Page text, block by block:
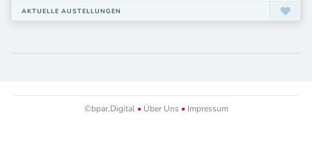
AKTUELLE AUSTELLUNGEN
©bpar.Digital •Über Uns •Impressum